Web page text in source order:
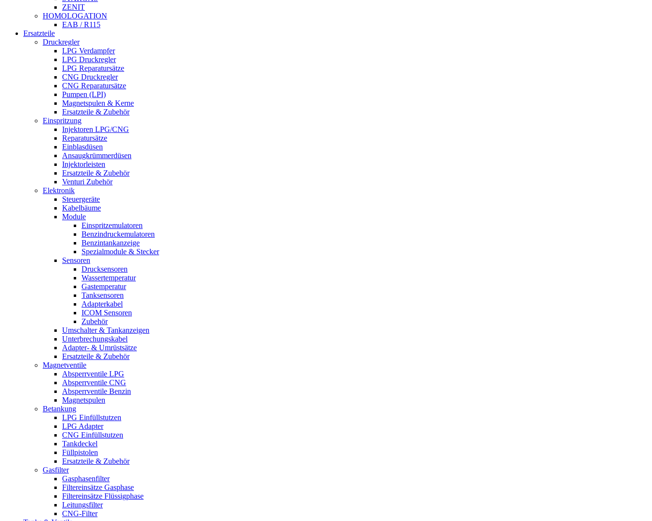
ZENIT
HOMOLOGATION
EAB / R115
Ersatzteile
Druckregler
LPG Verdampfer
LPG Druckregler
LPG Reparatursätze
CNG Druckregler
CNG Reparatursätze
Pumpen (LPI)
Magnetspulen & Kerne
Ersatzteile & Zubehör
Einspritzung
Injektoren LPG/CNG
Reparatursätze
Einblasdüsen
Ansaugkrümmerdüsen
Injektorleisten
Ersatzteile & Zubehör
Venturi Zubehör
Elektronik
Steuergeräte
Kabelbäume
Module
Einspritzemulatoren
Benzindruckemulatoren
Benzintankanzeige
Spezialmodule & Stecker
Sensoren
Drucksensoren
Wassertemperatur
Gastemperatur
Tanksensoren
Adapterkabel
ICOM Sensoren
Zubehör
Umschalter & Tankanzeigen
Unterbrechungskabel
Adapter- & Umrüstsätze
Ersatzteile & Zubehör
Magnetventile
Absperrventile LPG
Absperrventile CNG
Absperrventile Benzin
Magnetspulen
Betankung
LPG Einfüllstutzen
LPG Adapter
CNG Einfüllstutzen
Tankdeckel
Füllpistolen
Ersatzteile & Zubehör
Gasfilter
Gasphasenfilter
Filtereinsätze Gasphase
Filtereinsätze Flüssigphase
Leitungsfilter
CNG-Filter